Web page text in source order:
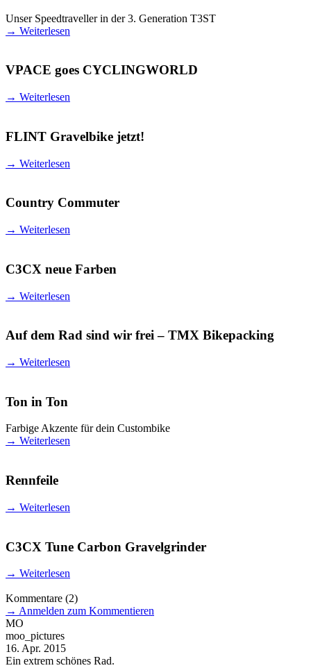
Unser Speedtraveller in der 3. Generation T3ST
→ Weiterlesen
VPACE goes CYCLINGWORLD
→ Weiterlesen
FLINT Gravelbike jetzt!
→ Weiterlesen
Country Commuter
→ Weiterlesen
C3CX neue Farben
→ Weiterlesen
Auf dem Rad sind wir frei – TMX Bikepacking
→ Weiterlesen
Ton in Ton
Farbige Akzente für dein Custombike
→ Weiterlesen
Rennfeile
→ Weiterlesen
C3CX Tune Carbon Gravelgrinder
→ Weiterlesen
Kommentare (2)
→ Anmelden zum Kommentieren
MO
moo_pictures
16. Apr. 2015
Ein extrem schönes Rad.